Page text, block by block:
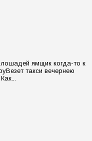
лошадей ямщик когда-то к
такси вечернею